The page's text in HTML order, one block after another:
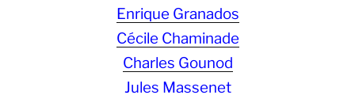
Enrique Granados
Cécile Chaminade
Charles Gounod
Jules Massenet